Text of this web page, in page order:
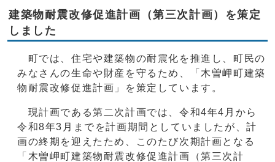
建築物耐震改修促進計画（第三次計画）を策定
しました
町では、住宅や建築物の耐震化を推進し、町民の
みなさんの生命や財産を守るため、「木曽岬町建築
物耐震改修促進計画」を策定しています。
現計画である第二次計画では、令和4年4月から
令和8年3月までを計画期間としていましたが、計
画の終期を迎えたため、このたび次期計画となる
「木曽岬町建築物耐震改修促進計画（第三次計